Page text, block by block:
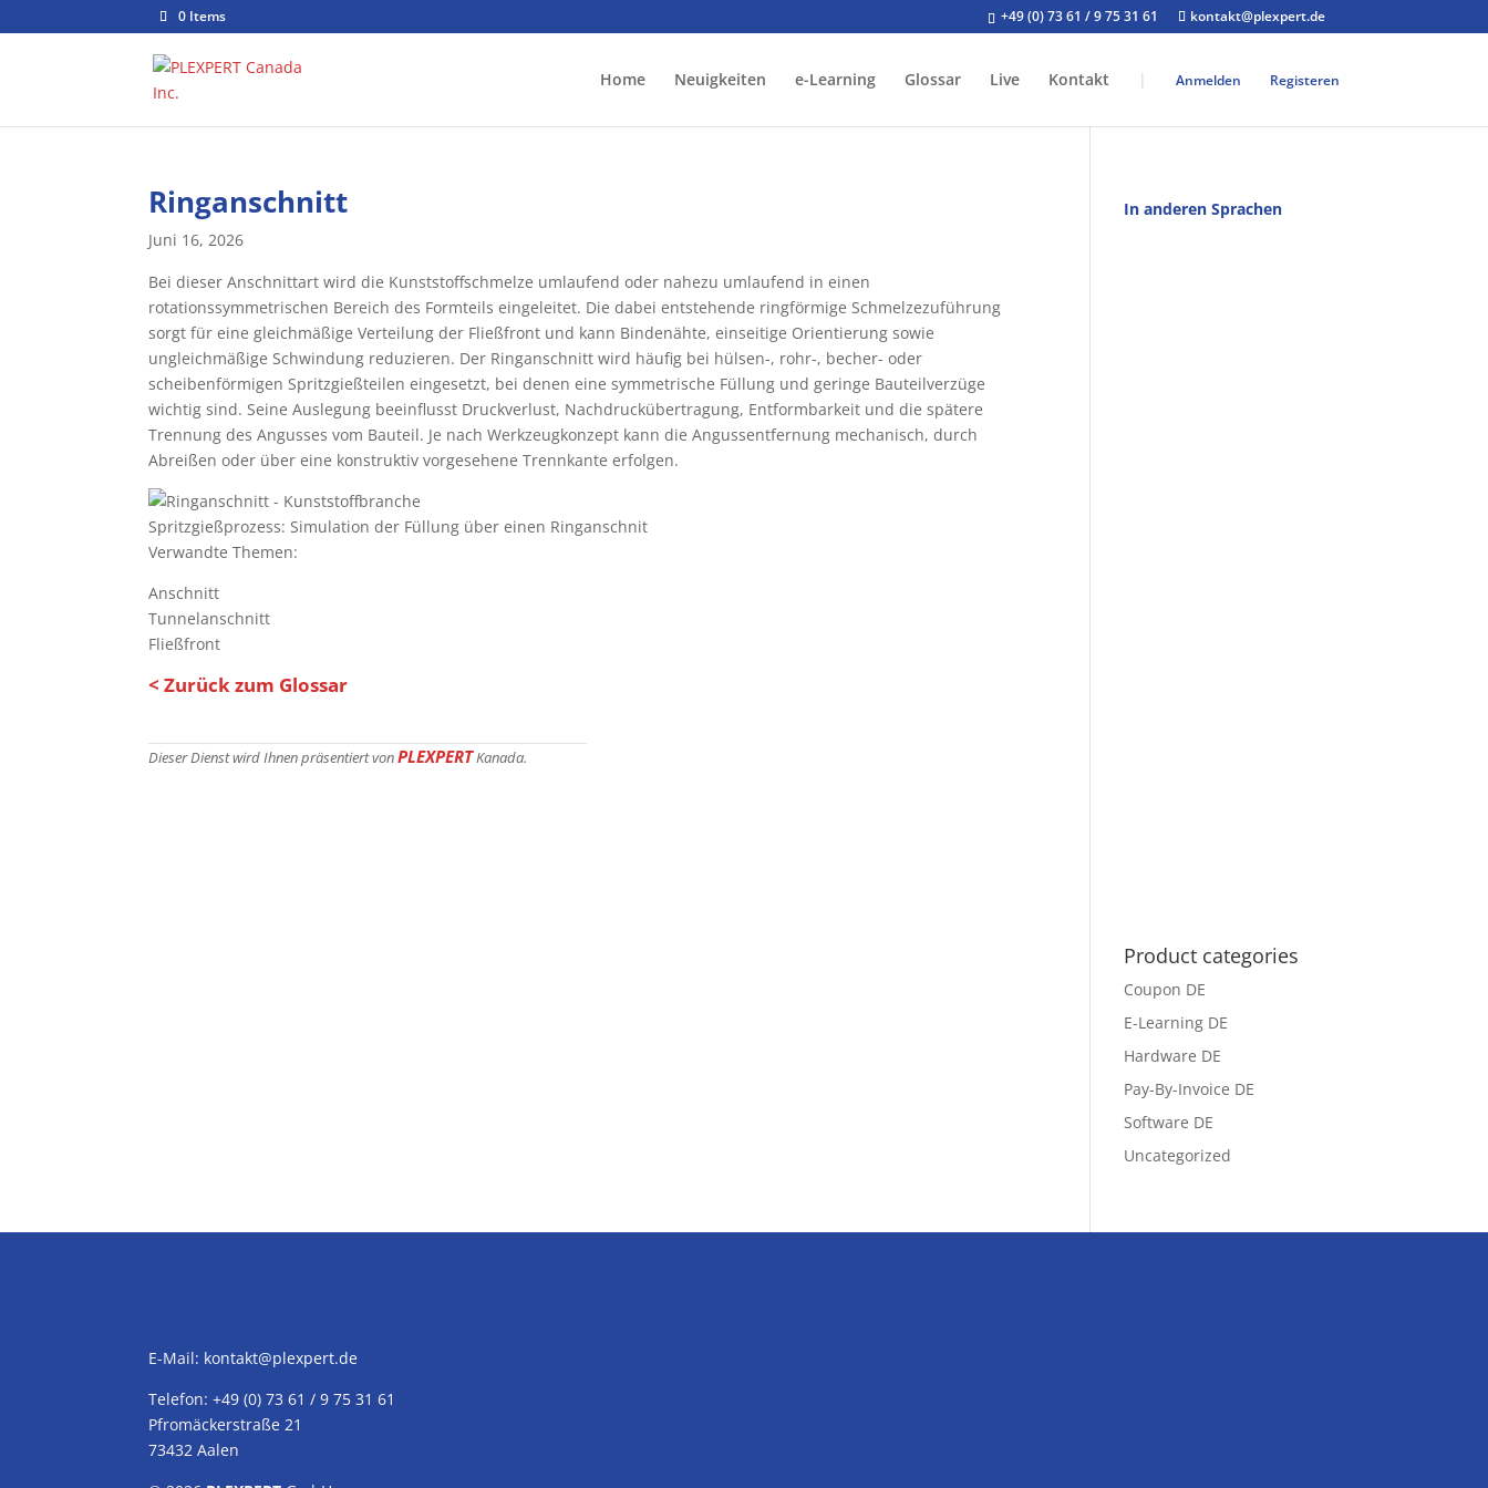
+49 (0) 73 61 / 9 75 31 61 kontakt@plexpert.de
0 Items
Home Neuigkeiten e-Learning Glossar Live Kontakt | Anmelden Registeren
Ringanschnitt
Juni 16, 2026
Bei dieser Anschnittart wird die Kunststoffschmelze umlaufend oder nahezu umlaufend in einen
rotationssymmetrischen Bereich des Formteils eingeleitet. Die dabei entstehende ringförmige Schmelzezuführung
sorgt für eine gleichmäßige Verteilung der Fließfront und kann Bindenähte, einseitige Orientierung sowie
ungleichmäßige Schwindung reduzieren. Der Ringanschnitt wird häufig bei hülsen-, rohr-, becher- oder
scheibenförmigen Spritzgießteilen eingesetzt, bei denen eine symmetrische Füllung und geringe Bauteilverzüge
wichtig sind. Seine Auslegung beeinflusst Druckverlust, Nachdruckübertragung, Entformbarkeit und die spätere
Trennung des Angusses vom Bauteil. Je nach Werkzeugkonzept kann die Angussentfernung mechanisch, durch
Abreißen oder über eine konstruktiv vorgesehene Trennkante erfolgen.
Spritzgießprozess: Simulation der Füllung über einen Ringanschnit
Verwandte Themen:
Anschnitt
Tunnelanschnitt
Fließfront
< Zurück zum Glossar
Dieser Dienst wird Ihnen präsentiert vonPLEXPERTKanada.
In anderen Sprachen
Product categories
Coupon DE
E-Learning DE
Hardware DE
Pay-By-Invoice DE
Software DE
Uncategorized
E-Mail: kontakt@plexpert.de
Telefon: +49 (0) 73 61 / 9 75 31 61
Pfromäckerstraße 21
73432 Aalen